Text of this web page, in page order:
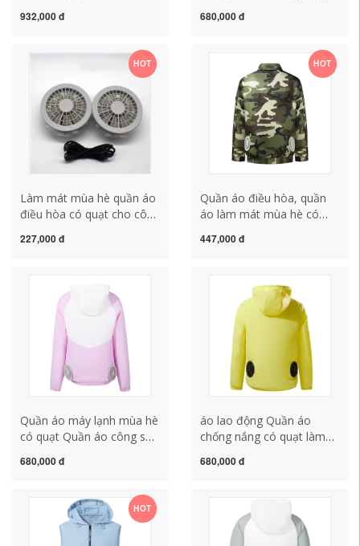
áo bảo hộ lao động chống
hộ lao động ngụy trang
cho nam đồng phục bảo
hộ áo lao động
932,000 đ
ngoài sạc điện, quần áo đi
quần áo bảo hộ lao dộng
áo công nhân màu xanh
680,000 đ
HOT
Làm mát mùa hè quần áo
điều hòa có quạt cho công
quần áo làm việc phụ kiện
227,000 đ
HOT
Quần áo điều hòa, quần
áo làm mát mùa hè có
động chống nắng thợ hàn
áo bảo hộ quần áo bao ho
lao dong
447,000 đ
Quần áo máy lạnh mùa hè
có quạt Quần áo công sở
cho phụ nữ làm việc tại
mỏng quan ao lao dong
nam áo bảo hộ
680,000 đ
áo lao động Quần áo
chống nắng có quạt làm
mỏng sạc làm mát áo
cực tím quần áo da nam
nữ áo công nhân quần áo
680,000 đ
HOT